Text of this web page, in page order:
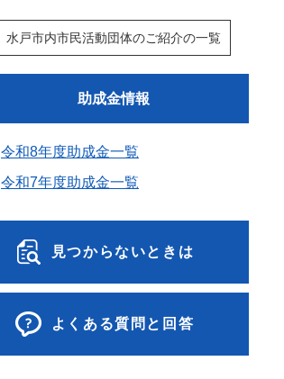
水戸市内市民活動団体のご紹介の一覧
助成金情報
令和8年度助成金一覧
令和7年度助成金一覧
見つからないときは
よくある質問と回答